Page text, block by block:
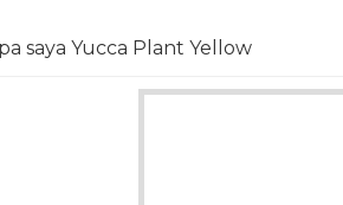
saya Yucca Plant Yellow